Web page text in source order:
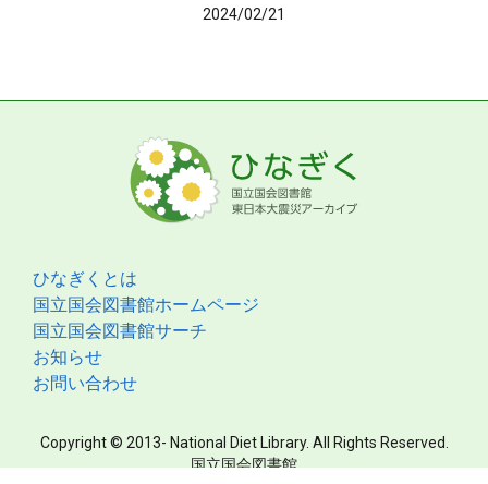
2024/02/21
ひなぎくとは
国立国会図書館ホームページ
国立国会図書館サーチ
お知らせ
お問い合わせ
Copyright © 2013- National Diet Library. All Rights Reserved.